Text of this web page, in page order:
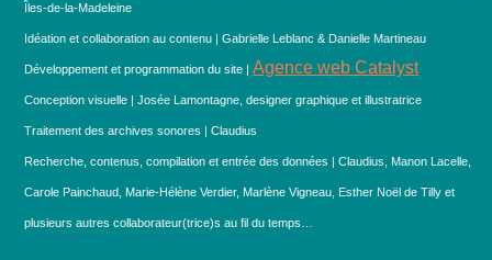
Îles-de-la-Madeleine
Idéation et collaboration au contenu | Gabrielle Leblanc & Danielle Martineau
Développement et programmation du site | Agence web Catalyst
Conception visuelle | Josée Lamontagne, designer graphique et illustratrice
Traitement des archives sonores | Claudius
Recherche, contenus, compilation et entrée des données | Claudius, Manon Lacelle,
Carole Painchaud, Marie-Hélène Verdier, Marlène Vigneau, Esther Noël de Tilly et
plusieurs autres collaborateur(trice)s au fil du temps…